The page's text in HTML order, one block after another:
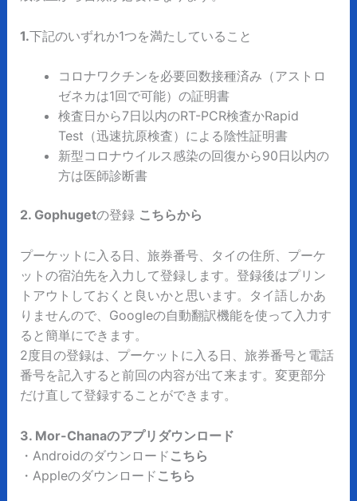
1.下記のいずれか1つを満たしていること
コロナワクチンを必要回数接種済み（アストロ
ゼネカは1回で可能）の証明書
検査日から7日以内のRT-PCR検査かRapid
Test（迅速抗原検査）による陰性証明書
新型コロナウイルス感染の回復から90日以内の
方は医師診断書
2. Gophugetの登録 こちらから
プーケットに入る日、旅券番号、タイの住所、プーケ
ットの宿泊先を入力して登録します。登録後はプリン
トアウトしておくと良いかと思います。タイ語しかあ
りませんので、Googleの自動翻訳機能を使って入力す
ると簡単にできます。
2度目の登録は、プーケットに入る日、旅券番号と電話
番号を記入すると前回の内容が出て来ます。変更部分
だけ直して登録することができます。
3. Mor-Chanaのアプリダウンロード
・Androidのダウンロード こちら
・Appleのダウンロード こちら